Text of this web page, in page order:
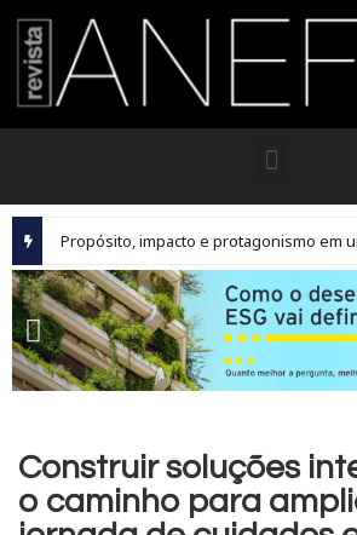
Construir soluções
o caminho para